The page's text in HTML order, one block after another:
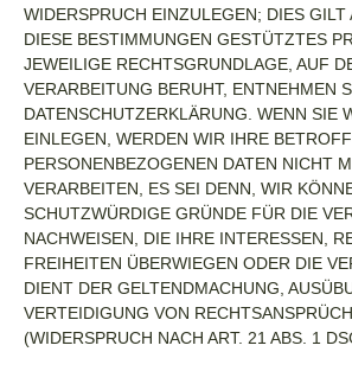
WIDERSPRUCH EINZULEGEN; DIES GILT
DIESE BESTIMMUNGEN GESTÜTZTES
JEWEILIGE RECHTSGRUNDLAGE, AUF
VERARBEITUNG BERUHT, ENTNEHMEN
DATENSCHUTZERKLÄRUNG. WENN SIE
EINLEGEN, WERDEN WIR IHRE
PERSONENBEZOGENEN DATEN NICHT
VERARBEITEN, ES SEI DENN, WIR
SCHUTZWÜRDIGE GRÜNDE FÜR DIE
NACHWEISEN, DIE IHRE INTERESSEN,
FREIHEITEN ÜBERWIEGEN ODER DIE
DIENT DER GELTENDMACHUNG,
VERTEIDIGUNG VON
(WIDERSPRUCH NACH ART. 21 ABS. 1